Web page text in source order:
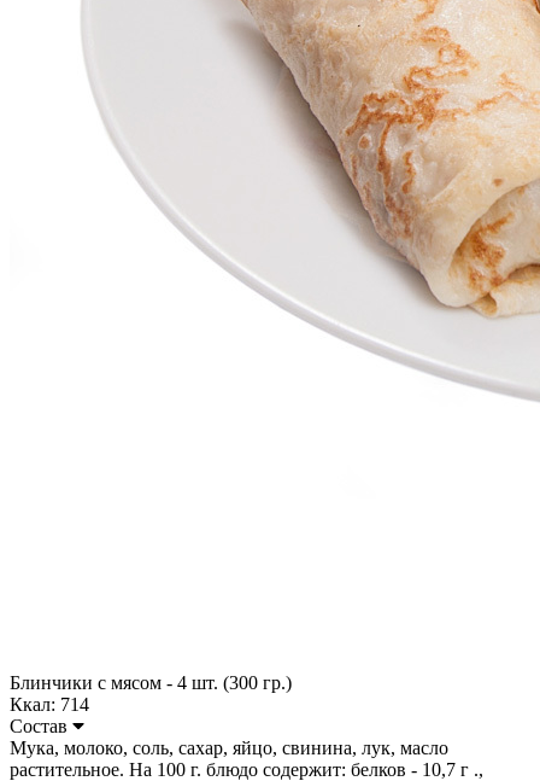
Блинчики с мясом - 4 шт. (300 гр.)
Ккал: 714
Состав
Мука, молоко, соль, сахар, яйцо, свинина, лук, масло
растительное. На 100 г. блюдо содержит: белков - 10,7 г .,